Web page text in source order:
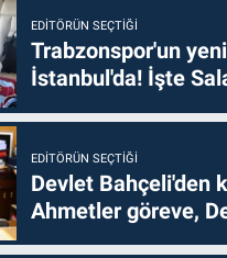
EDITÖRÜN SEÇTIĞI
Trabzonspor'un
İstanbul'da! İşte
EDITÖRÜN SEÇTIĞI
Devlet Bahçeli'den
Ahmetler göreve,